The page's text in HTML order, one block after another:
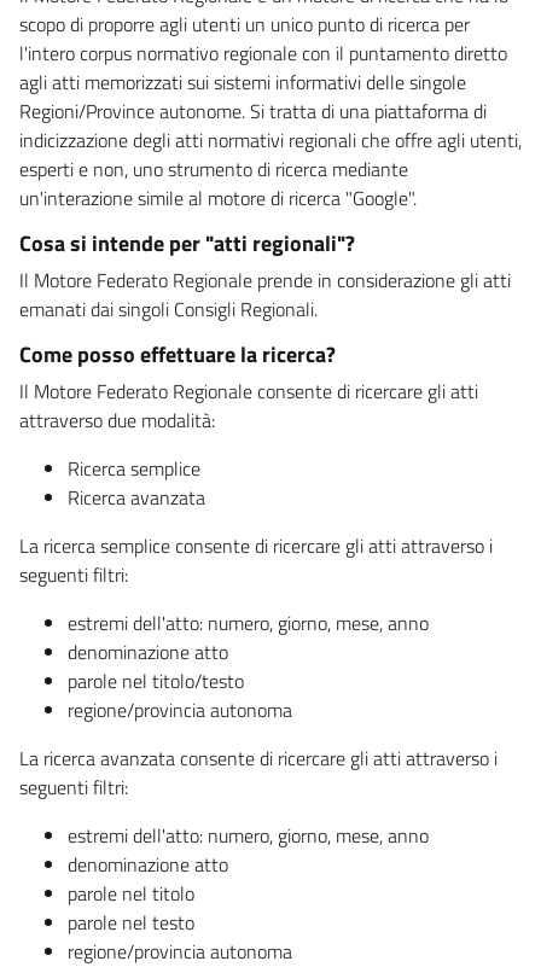
scopo di proporre agli utenti un unico punto di ricerca per
l'intero corpus normativo regionale con il puntamento diretto
agli atti memorizzati sui sistemi informativi delle singole
Regioni/Province autonome. Si tratta di una piattaforma di
indicizzazione degli atti normativi regionali che offre agli utenti,
esperti e non, uno strumento di ricerca mediante
un'interazione simile al motore di ricerca "Google".
Cosa si intende per "atti regionali"?
Il Motore Federato Regionale prende in considerazione gli atti
emanati dai singoli Consigli Regionali.
Come posso effettuare la ricerca?
Il Motore Federato Regionale consente di ricercare gli atti
attraverso due modalità:
Ricerca semplice
Ricerca avanzata
La ricerca semplice consente di ricercare gli atti attraverso i
seguenti filtri:
estremi dell'atto: numero, giorno, mese, anno
denominazione atto
parole nel titolo/testo
regione/provincia autonoma
La ricerca avanzata consente di ricercare gli atti attraverso i
seguenti filtri:
estremi dell'atto: numero, giorno, mese, anno
denominazione atto
parole nel titolo
parole nel testo
regione/provincia autonoma